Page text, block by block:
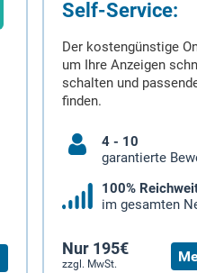
Self-Service:
Der kostengünstige
um Ihre Anzeigen
schalten und
finden.
4 - 10
garantierte
100%
im gesamten
Nur 195€
zzgl. MwSt.